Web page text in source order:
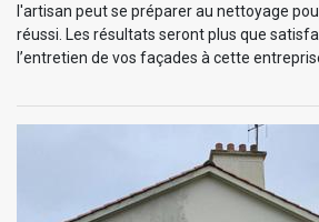
l'artisan peut se préparer au nettoyage
réussi. Les résultats seront plus que
l’entretien de vos façades à cette